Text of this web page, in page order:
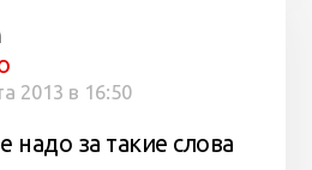
2013 в 16:50
надо за такие слова